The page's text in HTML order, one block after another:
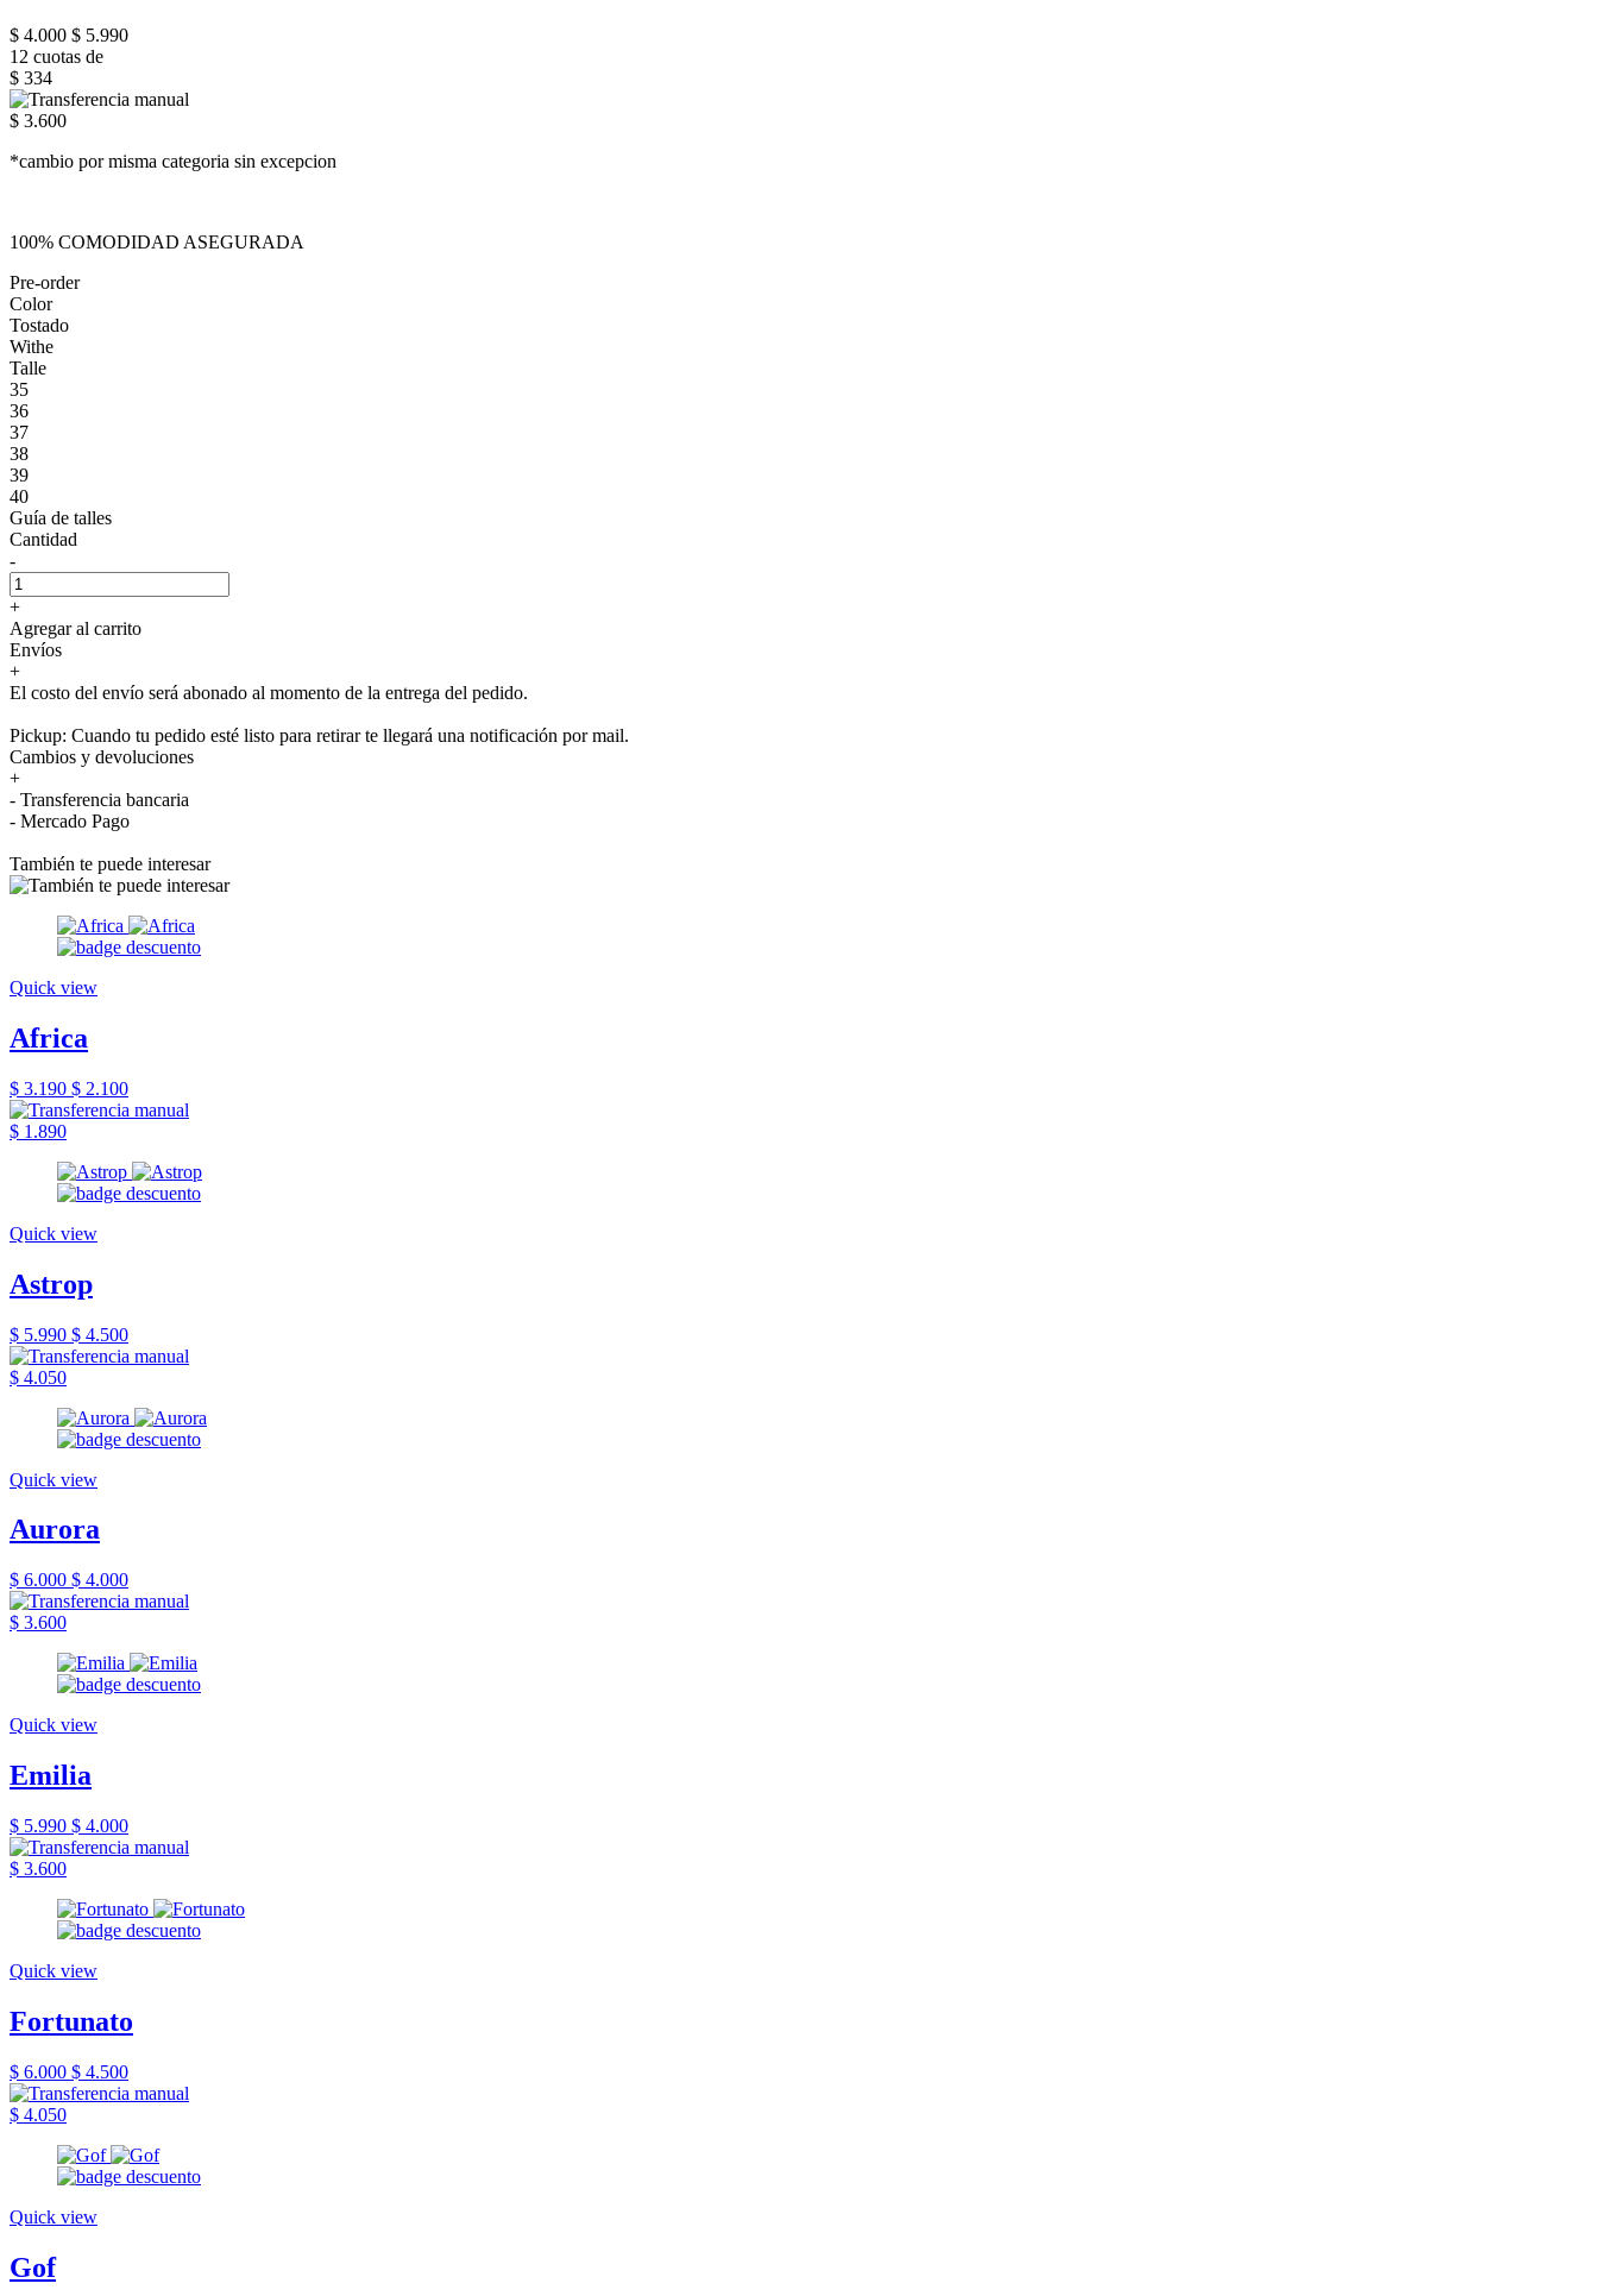
$ 4.000 $ 5.990
12 cuotas de
$ 334
$ 3.600
*cambio por misma categoria sin excepcion
100% COMODIDAD ASEGURADA
Pre-order
Color
Tostado
Withe
Talle
35
36
37
38
39
40
Guía de talles
Cantidad
-
+
Agregar al carrito
Envíos
+
El costo del envío será abonado al momento de la entrega del pedido.
Pickup: Cuando tu pedido esté listo para retirar te llegará una notificación por mail.
Cambios y devoluciones
+
- Transferencia bancaria
- Mercado Pago
También te puede interesar
Quick view
Africa
$ 3.190 $ 2.100
$ 1.890
Quick view
Astrop
$ 5.990 $ 4.500
$ 4.050
Quick view
Aurora
$ 6.000 $ 4.000
$ 3.600
Quick view
Emilia
$ 5.990 $ 4.000
$ 3.600
Quick view
Fortunato
$ 6.000 $ 4.500
$ 4.050
Quick view
Gof